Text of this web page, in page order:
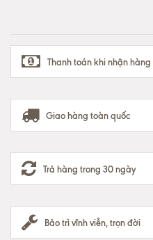
Thanh toán khi nhận hàng
Giao hàng toàn quốc
Trả hàng trong 30 ngày
Bảo trì vĩnh viễn, trọn đời